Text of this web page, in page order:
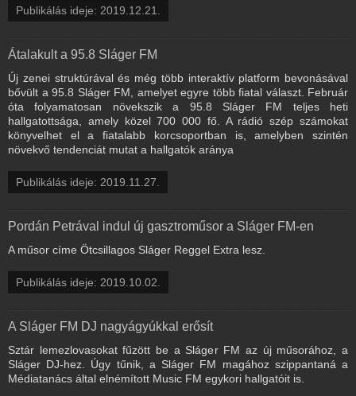
Publikálás ideje: 2019.12.21.
Átalakult a 95.8 Sláger FM
Új zenei struktúrával és még több interaktív platform bevonásával
bővült a 95.8 Sláger FM, amelyet egyre több fiatal választ. Február
óta folyamatosan növekszik a 95.8 Sláger FM teljes heti
hallgatottsága, amely közel 700 000 fő. A rádió szép számokat
könyvelhet el a fiatalabb korcsoportban is, amelyben szintén
növekvő tendenciát mutat a hallgatók aránya
Publikálás ideje: 2019.11.27.
Pordán Petrával indul új gasztroműsor a Sláger FM-en
A műsor címe Ötcsillagos Sláger Reggel Extra lesz.
Publikálás ideje: 2019.10.02.
A Sláger FM DJ nagyágyúkkal erősít
Sztár lemezlovasokat fűzött be a Sláger FM az új műsorához, a
Sláger DJ-hez. Úgy tűnik, a Sláger FM magához szippantaná a
Médiatanács által elnémított Music FM egykori hallgatóit is.